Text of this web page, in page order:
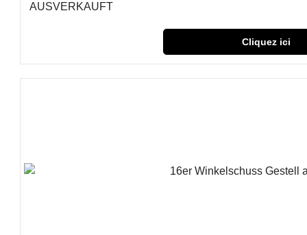
AUSVERKAUFT
Cliquez ici